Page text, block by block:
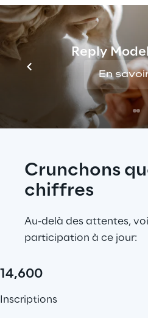
Reply
En
disposerez d'un
d'argent fictif à
que vous êtes le
du développement
Du 12 au 14 mai - La
100 meilleurs
tour final et se
Crunchons
chiffres
Au-delà des attentes,
participation à ce jour:
14,600
Inscriptions